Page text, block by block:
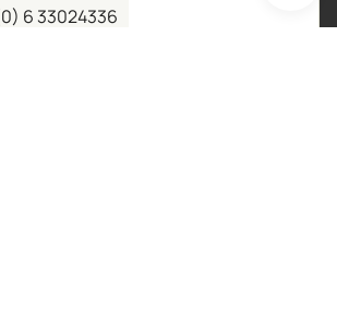
6 33024336